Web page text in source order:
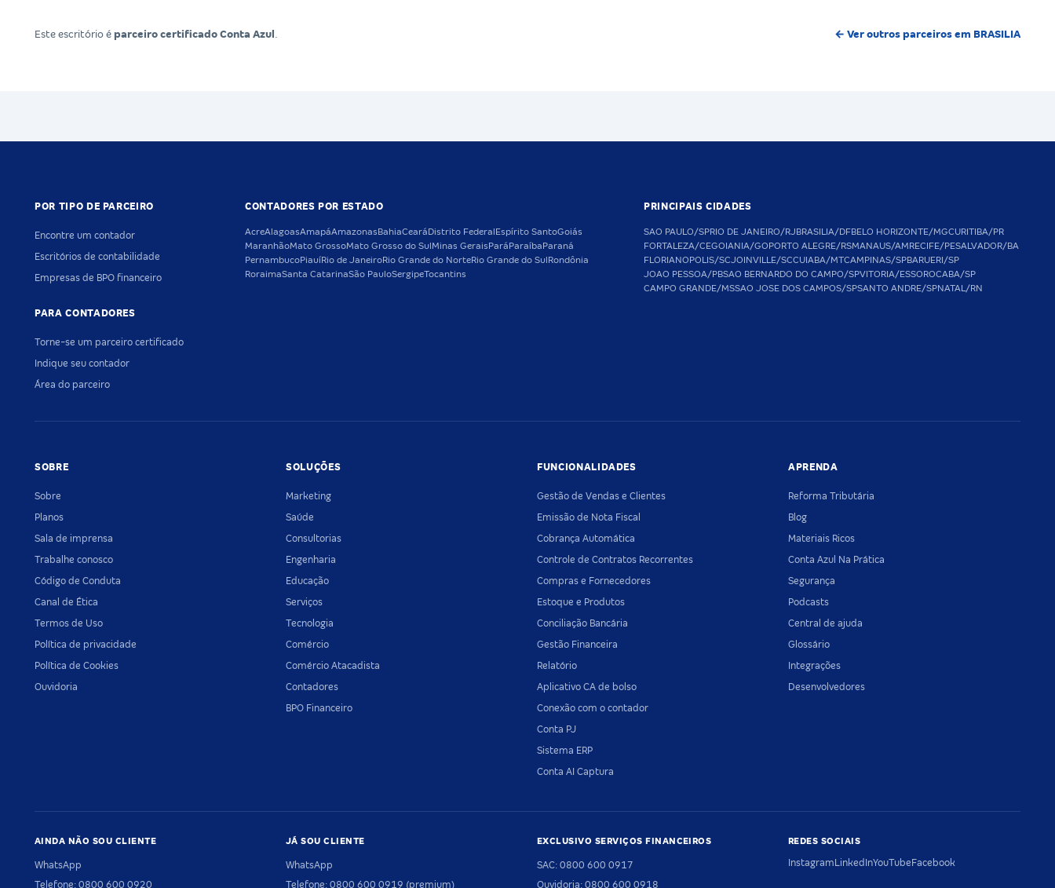
Este escritório é parceiro certificado Conta Azul . ← Ver outros parceiros em BRASILIA
POR TIPO DE PARCEIRO
Encontre um contador
Escritórios de contabilidade
Empresas de BPO financeiro
PARA CONTADORES
Torne-se um parceiro certificado
Indique seu contador
Área do parceiro
CONTADORES POR ESTADO
AcreAlagoasAmapáAmazonasBahiaCearáDistrito FederalEspírito SantoGoiás
MaranhãoMato GrossoMato Grosso do SulMinas GeraisParáParaíbaParaná
PernambucoPiauíRio de JaneiroRio Grande do NorteRio Grande do SulRondônia
RoraimaSanta CatarinaSão PauloSergipeTocantins
PRINCIPAIS CIDADES
SAO PAULO/SPRIO DE JANEIRO/RJBRASILIA/DFBELO HORIZONTE/MGCURITIBA/PR
FORTALEZA/CEGOIANIA/GOPORTO ALEGRE/RSMANAUS/AMRECIFE/PESALVADOR/BA
FLORIANOPOLIS/SCJOINVILLE/SCCUIABA/MTCAMPINAS/SPBARUERI/SP
JOAO PESSOA/PBSAO BERNARDO DO CAMPO/SPVITORIA/ESSOROCABA/SP
CAMPO GRANDE/MSSAO JOSE DOS CAMPOS/SPSANTO ANDRE/SPNATAL/RN
SOBRE
Sobre
Planos
Sala de imprensa
Trabalhe conosco
Código de Conduta
Canal de Ética
Termos de Uso
Política de privacidade
Política de Cookies
Ouvidoria
SOLUÇÕES
Marketing
Saúde
Consultorias
Engenharia
Educação
Serviços
Tecnologia
Comércio
Comércio Atacadista
Contadores
BPO Financeiro
FUNCIONALIDADES
Gestão de Vendas e Clientes
Emissão de Nota Fiscal
Cobrança Automática
Controle de Contratos Recorrentes
Compras e Fornecedores
Estoque e Produtos
Conciliação Bancária
Gestão Financeira
Relatório
Aplicativo CA de bolso
Conexão com o contador
Conta PJ
Sistema ERP
Conta AI Captura
APRENDA
Reforma Tributária
Blog
Materiais Ricos
Conta Azul Na Prática
Segurança
Podcasts
Central de ajuda
Glossário
Integrações
Desenvolvedores
AINDA NÃO SOU CLIENTE
WhatsApp
Telefone: 0800 600 0920
JÁ SOU CLIENTE
WhatsApp
Telefone: 0800 600 0919 (premium)
EXCLUSIVO SERVIÇOS FINANCEIROS
SAC: 0800 600 0917
Ouvidoria: 0800 600 0918
REDES SOCIAIS
InstagramLinkedInYouTubeFacebook